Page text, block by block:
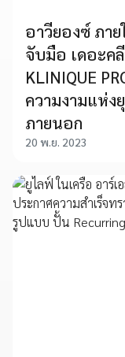
อาวียองซ์ ภา
จับมือ เดอะค
KLINIQUE
ความงามแห่ง
ภายนอก
20 พ.ย. 2023